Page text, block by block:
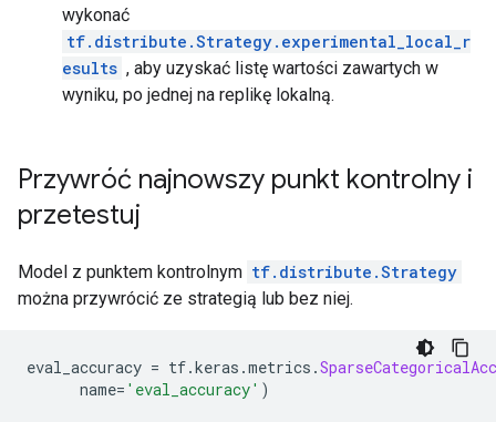
wykonać
tf.distribute.Strategy.experimental_local_r
esults , aby uzyskać listę wartości zawartych w
wyniku, po jednej na replikę lokalną.
Przywróć najnowszy punkt kontrolny i
przetestuj
Model z punktem kontrolnym tf.distribute.Strategy
można przywrócić ze strategią lub bez niej.
eval_accuracy = tf.keras .metrics .
name= 'eval_accuracy' )